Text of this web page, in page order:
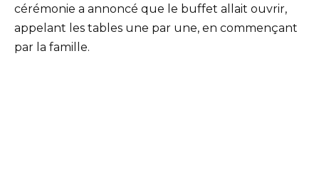
cérémonie a annoncé que le buffet allait ouvrir,
appelant les tables une par une, en commençant
par la famille.